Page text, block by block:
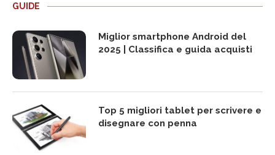
GUIDE
Miglior smartphone Android del
2025 | Classifica e guida acquisti
Top 5 migliori tablet per scrivere e
disegnare con penna